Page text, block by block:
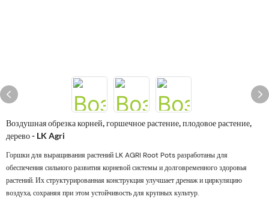
Воздушная обрезка корней, горшечное растение, плодовое растение,
дерево - LK Agri
Горшки для выращивания растений LK AGRI Root Pots разработаны для
обеспечения сильного развития корневой системы и долговременного здоровья
растений. Их структурированная конструкция улучшает дренаж и циркуляцию
воздуха, сохраняя при этом устойчивость для крупных культур.